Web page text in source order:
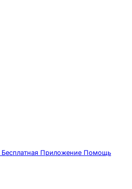
Бесплатная Приложение Помощь